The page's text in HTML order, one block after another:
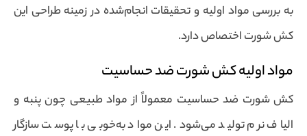
به بررسی مواد اولیه و تحقیقات انجام‌شده در زمینه طراحی این
کش شورت اختصاص دارد.
مواد اولیه کش شورت ضد حساسیت
کش شورت ضد حساسیت معمولاً از مواد طبیعی چون پنبه و
الیاف نرم تولید می‌شود. این مواد به‌خوبی با پوست سازگار